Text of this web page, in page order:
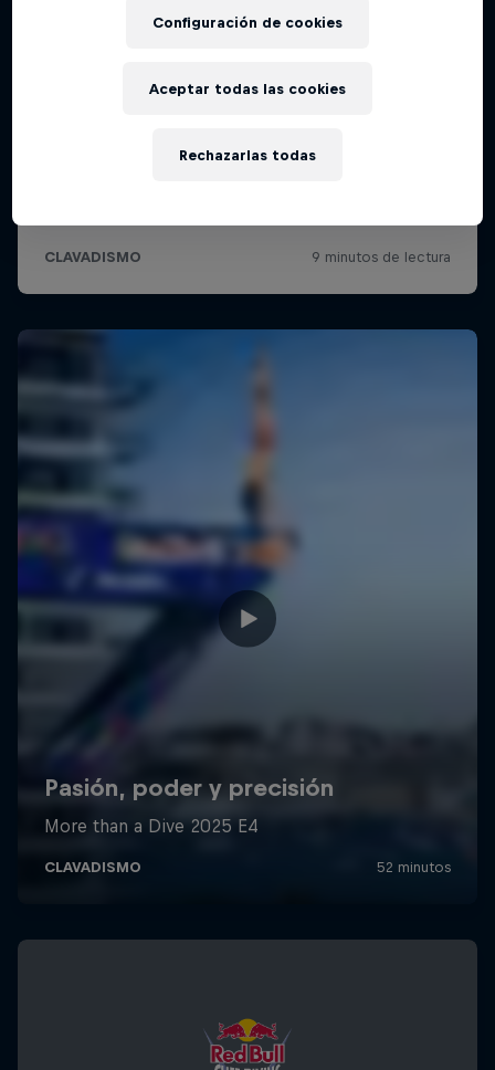
Configuración de cookies
Rechazarlas todas
Aceptar todas las cookies